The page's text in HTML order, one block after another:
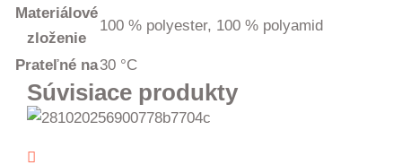
Materiálové
zloženie
100 % polyester, 100 % polyamid
Prateľné na30 °C
Súvisiace produkty